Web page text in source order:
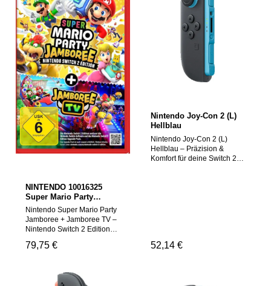
NINTENDO 10016325
Super Mario Party
Jamboree - Nintendo
Switch 2
Nintendo Super Mario Party
Jamboree + Jamboree TV –
Nintendo Switch 2 Edition
Party Jamboree in der
ganze Familie! Würfeln Sie,
Regulärer Preis:
79,75 €
Nintendo Joy-Con 2 (L)
Hellblau
Nintendo Joy-Con 2 (L)
Hellblau – Präzision &
Komfort für deine Switch 2
präziser HD-Vibration sorgt
Bewegungssteuerung: Für
Regulärer Preis:
52,14 €